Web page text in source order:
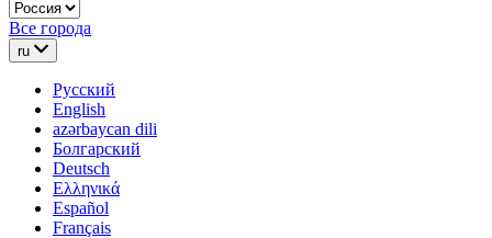
Все города
ru
Русский
English
azərbaycan dili
Болгарский
Deutsch
Ελληνικά
Español
Français